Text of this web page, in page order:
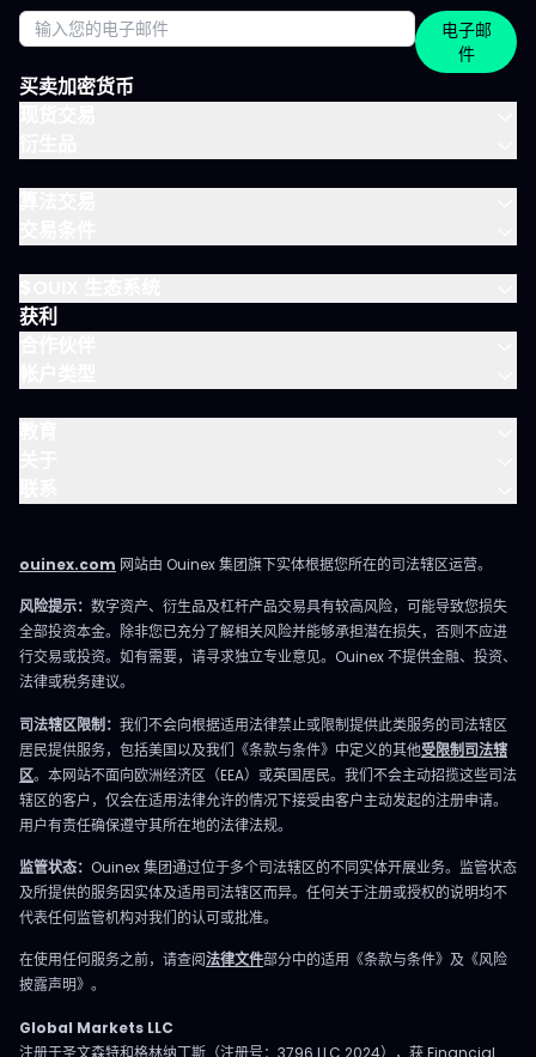
医疗 加密货币：BTC、ETH、SOL和山寨币 大宗商品：黄金、原
油、白银 ETF：SPY、QQQ、MSCI World 免费、IVLite、VIP：如
何定位？ IVLite特意定位于免费账户与VIP之间。如果你想获取实用
内容但不需要全方位陪伴，这是最佳选择。 你会获得 免费 IVLite
VIP 晨间简报
买卖加密货币
获利
电子邮
件
ouinex.com 网站由 Ouinex 集团旗下实体根据您所在的司法辖区运营。
风险提示： 数字资产、衍生品及杠杆产品交易具有较高风险，可能导致您损失
全部投资本金。除非您已充分了解相关风险并能够承担潜在损失，否则不应进
行交易或投资。如有需要，请寻求独立专业意见。Ouinex 不提供金融、投资、
法律或税务建议。
司法辖区限制： 我们不会向根据适用法律禁止或限制提供此类服务的司法辖区
居民提供服务，包括美国以及我们《条款与条件》中定义的其他受限制司法辖
区。本网站不面向欧洲经济区（EEA）或英国居民。我们不会主动招揽这些司法
辖区的客户，仅会在适用法律允许的情况下接受由客户主动发起的注册申请。
用户有责任确保遵守其所在地的法律法规。
监管状态： Ouinex 集团通过位于多个司法辖区的不同实体开展业务。监管状态
及所提供的服务因实体及适用司法辖区而异。任何关于注册或授权的说明均不
代表任何监管机构对我们的认可或批准。
在使用任何服务之前，请查阅法律文件部分中的适用《条款与条件》及《风险
披露声明》。
Global Markets LLC
注册于圣文森特和格林纳丁斯（注册号：3796 LLC 2024），获 Financial